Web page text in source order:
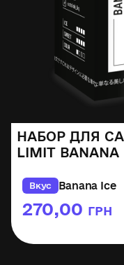
НАБОР ДЛЯ
LIMIT BANANA
Вкус Banana Ice
270,00 ГРН